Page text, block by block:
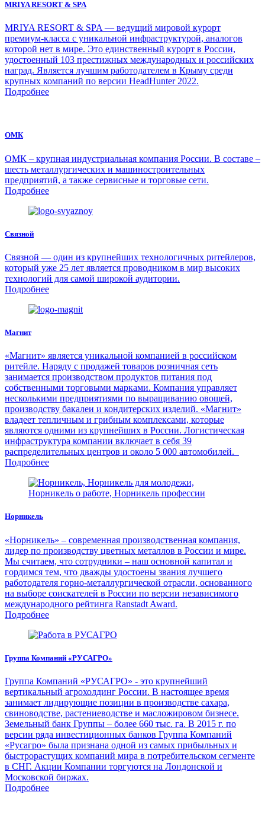
MRIYA RESORT & SPA
MRIYA RESORT & SPA — ведущий мировой курорт
премиум-класса с уникальной инфраструктурой, аналогов
которой нет в мире. Это единственный курорт в России,
удостоенный 103 престижных международных и российских
наград. Является лучшим работодателем в Крыму среди
крупных компаний по версии HeadHunter 2022.
Подробнее
ОМК
ОМК – крупная индустриальная компания России. В составе –
шесть металлургических и машиностроительных
предприятий, а также сервисные и торговые сети.
Подробнее
Связной
Связной — один из крупнейших технологичных ритейлеров,
который уже 25 лет является проводником в мир высоких
технологий для самой широкой аудитории.
Подробнее
Магнит
«Магнит» является уникальной компанией в российском
ритейле. Наряду с продажей товаров розничная сеть
занимается производством продуктов питания под
собственными торговыми марками. Компания управляет
несколькими предприятиями по выращиванию овощей,
производству бакалеи и кондитерских изделий. «Магнит»
владеет тепличным и грибным комплексами, которые
являются одними из крупнейших в России. Логистическая
инфраструктура компании включает в себя 39
распределительных центров и около 5 000 автомобилей.
Подробнее
Норникель
«Норникель» – современная производственная компания,
лидер по производству цветных металлов в России и мире.
Мы считаем, что сотрудники – наш основной капитал и
гордимся тем, что дважды удостоены звания лучшего
работодателя горно-металлургической отрасли, основанного
на выборе соискателей в России по версии независимого
международного рейтинга Ranstadt Award.
Подробнее
Группа Компаний «РУСАГРО»
Группа Компаний «РУСАГРО» - это крупнейший
вертикальный агрохолдинг России. В настоящее время
занимает лидирующие позиции в производстве сахара,
свиноводстве, растениеводстве и масложировом бизнесе.
Земельный банк Группы – более 660 тыс. га. В 2015 г. по
версии ряда инвестиционных банков Группа Компаний
«Русагро» была признана одной из самых прибыльных и
быстрорастущих компаний мира в потребительском сегменте
в СНГ. Акции Компании торгуются на Лондонской и
Московской биржах.
Подробнее